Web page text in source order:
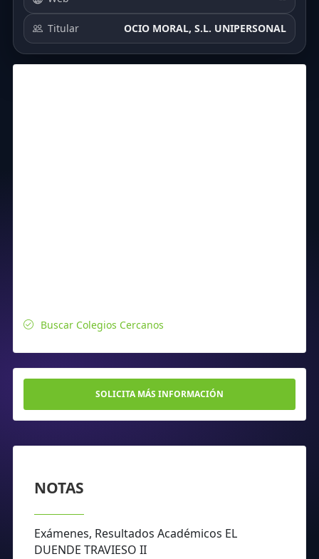
Titular OCIO MORAL, S.L. UNIPERSONAL
Buscar Colegios Cercanos
SOLICITA MÁS INFORMACIÓN
NOTAS
Exámenes, Resultados Académicos EL
DUENDE TRAVIESO II